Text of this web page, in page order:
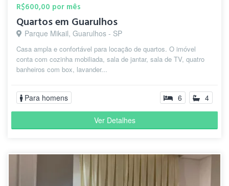
R$600,00 por mês
Quartos em Guarulhos
Parque Mikail, Guarulhos - SP
Casa ampla e confortável para locação de quartos. O imóvel
conta com cozinha mobiliada, sala de jantar, sala de TV, quatro
banheiros com box, lavander...
Para homens 6 4
Ver Detalhes